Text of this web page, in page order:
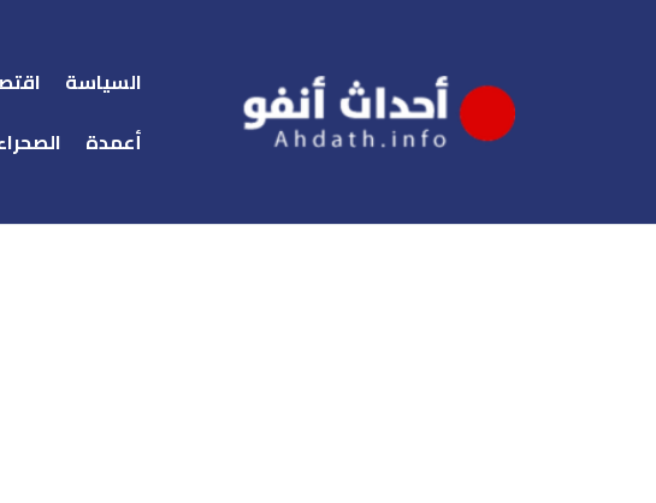
السياسة
أعمدة